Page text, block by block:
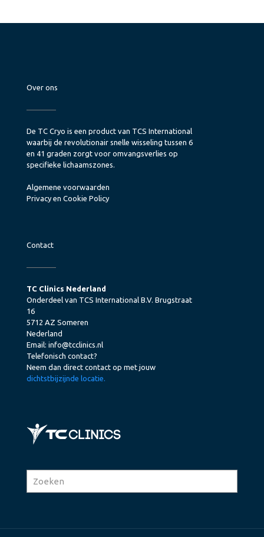
Over ons
De TC Cryo is een product van TCS International
waarbij de revolutionair snelle wisseling tussen 6
en 41 graden zorgt voor omvangsverlies op
specifieke lichaamszones.
Algemene voorwaarden
Privacy en Cookie Policy
Contact
TC Clinics Nederland
Onderdeel van TCS International B.V. Brugstraat
16
5712 AZ Someren
Nederland
Email: info@tcclinics.nl
Telefonisch contact?
Neem dan direct contact op met jouw
dichtstbijzijnde locatie.